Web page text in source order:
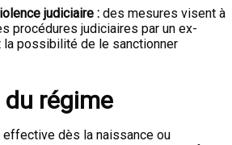
judiciaire : des mesures visent à
procédures judiciaires par un ex-
la possibilité de le sanctionner
régime
effective dès la naissance ou